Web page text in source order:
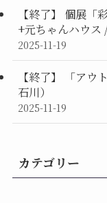
【終了】 個展「
+元ちゃんハウス /
2025-11-19
【終了】 「ア
石川）
2025-11-19
カテゴリー